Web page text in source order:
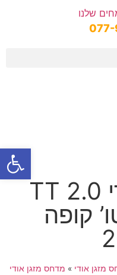
שלנו
077-
מדחס מזגן אודי TT 2.0
קופה
מזגן אודי » מדחס מזגן אודי